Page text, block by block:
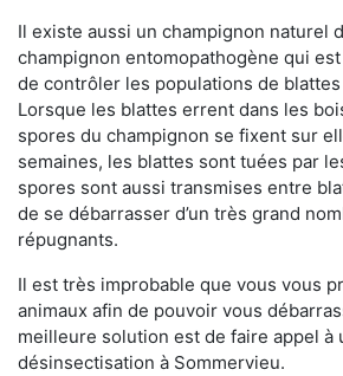
Il existe aussi un champignon naturel
champignon entomopathogène qui
de contrôler les populations de
Lorsque les blattes errent dans les
spores du champignon se fixent sur
semaines, les blattes sont tuées par
spores sont aussi transmises entre
de se débarrasser d’un très grand
répugnants.
Il est très improbable que vous vous
animaux afin de pouvoir vous
meilleure solution est de faire appel à
désinsectisation à Sommervieu.